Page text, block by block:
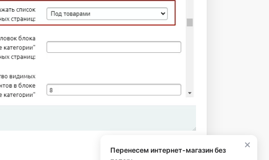
Перенесем интернет-магазин без